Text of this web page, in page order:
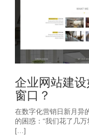
企业网站建
窗口？
在数字化营销日新月异
的困惑：“我们花了几
[…]